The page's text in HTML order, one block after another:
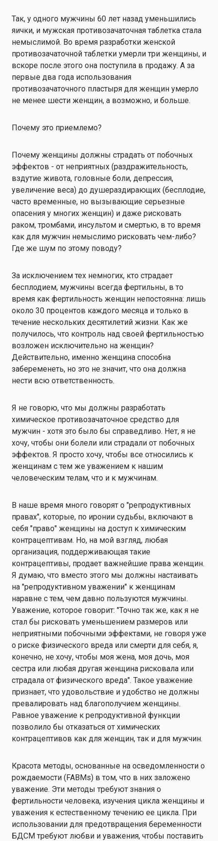
Так, у одного мужчины 60 лет назад уменьшились
яички, и мужская противозачаточная таблетка стала
немыслимой. Во время разработки женской
противозачаточной таблетки умерли три женщины, и
вскоре после этого она поступила в продажу. А за
первые два года использования
противозачаточного пластыря для женщин умерло
не менее шести женщин, а возможно, и больше.
Почему это приемлемо?
Почему женщины должны страдать от побочных
эффектов - от неприятных (раздражительность,
вздутие живота, головные боли, депрессия,
увеличение веса) до душераздирающих (бесплодие,
часто временные, но вызывающие серьезные
опасения у многих женщин) и даже рисковать
раком, тромбами, инсультом и смертью, в то время
как для мужчин немыслимо рисковать чем-либо?
Где же шум по этому поводу?
За исключением тех немногих, кто страдает
бесплодием, мужчины всегда фертильны, в то
время как фертильность женщин непостоянна: лишь
около 30 процентов каждого месяца и только в
течение нескольких десятилетий жизни. Как же
получилось, что контроль над своей фертильностью
возложен исключительно на женщин?
Действительно, именно женщина способна
забеременеть, но это не значит, что она должна
нести всю ответственность.
Я не говорю, что мы должны разработать
химическое противозачаточное средство для
мужчин - хотя это было бы справедливо. Нет, я не
хочу, чтобы они болели или страдали от побочных
эффектов. Я просто хочу, чтобы все относились к
женщинам с тем же уважением к нашим
человеческим телам, что и к мужчинам.
В наше время много говорят о "репродуктивных
правах", которые, по иронии судьбы, включают в
себя "право" женщины на доступ к химическим
контрацептивам. Но, на мой взгляд, любая
организация, поддерживающая такие
контрацептивы, продает важнейшие права женщин.
Я думаю, что вместо этого мы должны настаивать
на "репродуктивном уважении" к женщинам
наравне с тем, чем давно пользуются мужчины.
Уважение, которое говорит: "Точно так же, как я не
стал бы рисковать уменьшением размеров или
неприятными побочными эффектами, не говоря уже
о риске физического вреда или смерти для себя, я,
конечно, не хочу, чтобы моя жена, моя дочь, моя
сестра или любая другая женщина рисковала или
страдала от физического вреда". Такое уважение
признает, что удовольствие и удобство не должны
превалировать над благополучием женщины.
Равное уважение к репродуктивной функции
позволило бы отказаться от химических
контрацептивов как для женщин, так и для мужчин.
Красота методы, основанные на осведомленности о
рождаемости (FABMs) в том, что в них заложено
уважение. Эти методы требуют знания о
фертильности человека, изучения цикла женщины и
уважения к естественному течению ее цикла. При
использовании для предотвращения беременности
БДСМ требуют любви и уважения, чтобы поставить